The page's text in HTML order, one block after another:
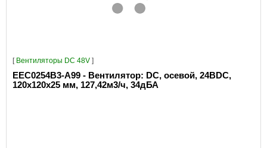
[ Вентиляторы DC 48V ]
EEC0254B3-A99 - Вентилятор: DC, осевой, 24ВDC,
120x120x25 мм, 127,42м3/ч, 34дБА